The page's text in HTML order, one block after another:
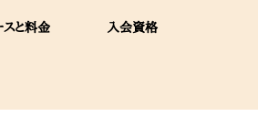
スと料金 入会資格